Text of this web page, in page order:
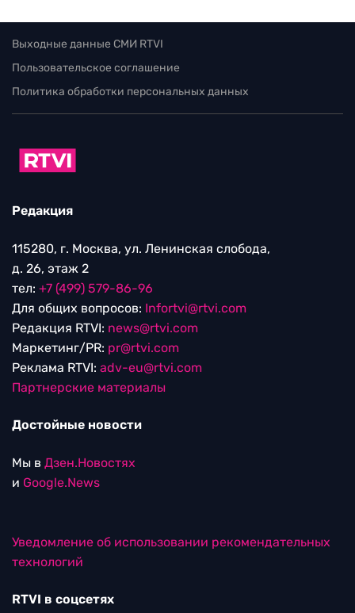
Выходные данные СМИ RTVI
Пользовательское соглашение
Политика обработки персональных данных
Редакция
115280, г. Москва, ул. Ленинская слобода,
д. 26, этаж 2
тел: +7 (499) 579-86-96
Для общих вопросов: Infortvi@rtvi.com
Редакция RTVI: news@rtvi.com
Маркетинг/PR: pr@rtvi.com
Реклама RTVI: adv-eu@rtvi.com
Партнерские материалы
Достойные новости
Мы в Дзен.Новостях
и Google.News
Уведомление об использовании рекомендательных
технологий
RTVI в соцсетях